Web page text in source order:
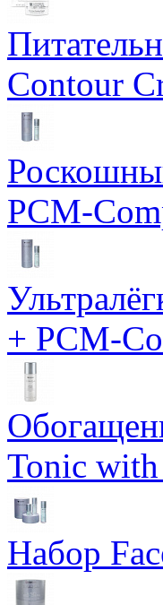
Contour
PCM-
+ PCM-
Tonic
Набор